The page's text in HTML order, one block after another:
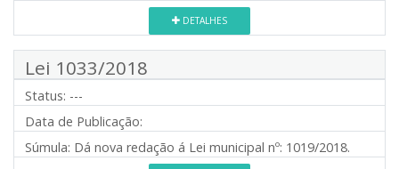
DETALHES
Lei 1033/2018
Status: ---
Data de Publicação:
Súmula: Dá nova redação á Lei municipal nº: 1019/2018.